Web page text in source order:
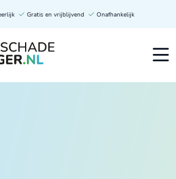
Gratis en vrijblijvend Onafhankelijk